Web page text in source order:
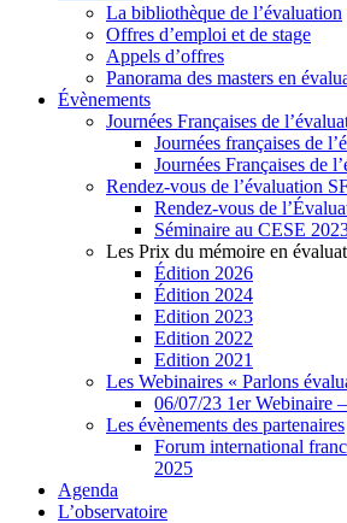
La bibliothèque de l’évaluation
Offres d’emploi et de stage
Appels d’offres
Panorama des masters en
Évènements
Journées Françaises de
Journées françaises de
Journées Françaises de
Rendez-vous de l’évaluation
Rendez-vous de
Séminaire au CESE
Les Prix du mémoire en
Édition 2026
Édition 2024
Edition 2023
Edition 2022
Edition 2021
Les Webinaires « Parlons
06/07/23 1er Webinaire
Les évènements des partenaires
Forum international
2025
Agenda
L’observatoire